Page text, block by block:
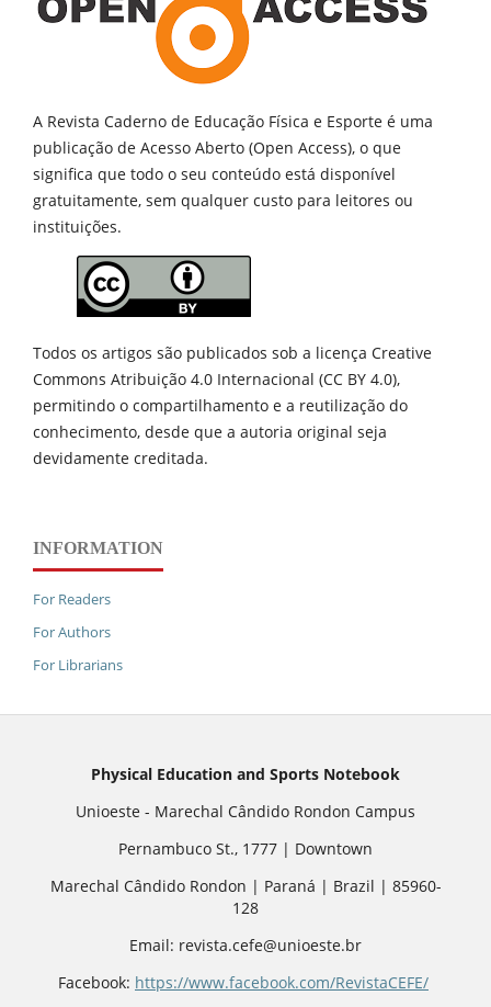
A Revista Caderno de Educação Física e Esporte é uma
publicação de Acesso Aberto (Open Access), o que
significa que todo o seu conteúdo está disponível
gratuitamente, sem qualquer custo para leitores ou
instituições.
Todos os artigos são publicados sob a licença Creative
Commons Atribuição 4.0 Internacional (CC BY 4.0),
permitindo o compartilhamento e a reutilização do
conhecimento, desde que a autoria original seja
devidamente creditada.
INFORMATION
For Readers
For Authors
For Librarians
Physical Education and Sports Notebook
Unioeste - Marechal Cândido Rondon Campus
Pernambuco St., 1777 | Downtown
Marechal Cândido Rondon | Paraná | Brazil | 85960-
128
Email: revista.cefe@unioeste.br
Facebook: https://www.facebook.com/RevistaCEFE/